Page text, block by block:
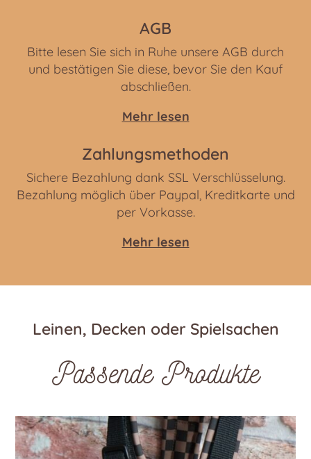
AGB
Bitte lesen Sie sich in Ruhe unsere AGB durch
und bestätigen Sie diese, bevor Sie den Kauf
abschließen.
Mehr lesen
Zahlungsmethoden
Sichere Bezahlung dank SSL Verschlüsselung.
Bezahlung möglich über Paypal, Kreditkarte und
per Vorkasse.
Mehr lesen
Leinen, Decken oder Spielsachen
Passende Produkte